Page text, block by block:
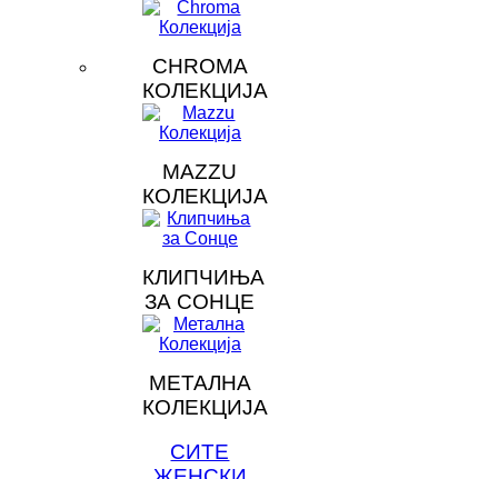
CHROMA
КОЛЕКЦИЈА
MAZZU
КОЛЕКЦИЈА
КЛИПЧИЊА
ЗА СОНЦЕ
МЕТАЛНА
КОЛЕКЦИЈА
СИТЕ